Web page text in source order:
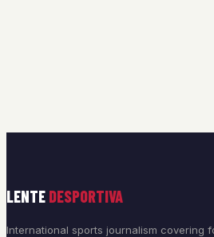
LENTE DESPORTIVA
International sports journalism covering